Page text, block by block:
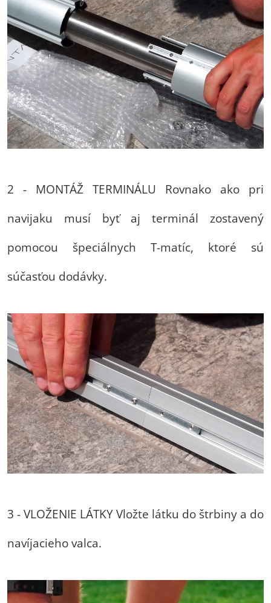
2 - MONTÁŽ TERMINÁLU Rovnako ako pri
navijaku musí byť aj terminál zostavený
pomocou špeciálnych T-matíc, ktoré sú
súčasťou dodávky.
3 - VLOŽENIE LÁTKY Vložte látku do štrbiny a do
navíjacieho valca.